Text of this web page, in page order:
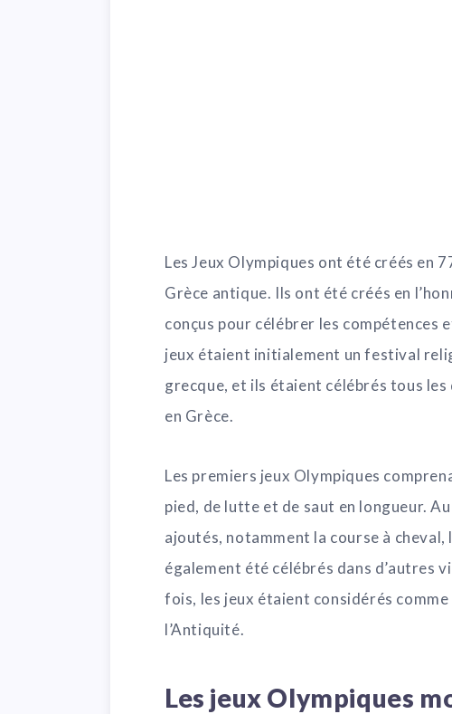
Les Jeux Olympiques ont été créés en
Grèce antique. Ils ont été créés en
conçus pour célébrer les compétences
jeux étaient initialement un festival
grecque, et ils étaient célébrés tous
en Grèce.
Les premiers jeux Olympiques
pied, de lutte et de saut en longueur.
ajoutés, notamment la course à
également été célébrés dans d’autres
fois, les jeux étaient considérés comme
l’Antiquité.
Les jeux Olympiques